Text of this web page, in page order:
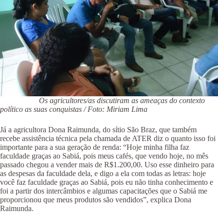
Os agricultores/as discutiram as ameaças do contexto
político as suas conquistas / Foto: Miriam Lima
Já a agricultora Dona Raimunda, do sítio São Braz, que também
recebe assistência técnica pela chamada de ATER diz o quanto isso foi
importante para a sua geração de renda: “Hoje minha filha faz
faculdade graças ao Sabiá, pois meus cafés, que vendo hoje, no mês
passado chegou a vender mais de R$1.200,00. Uso esse dinheiro para
as despesas da faculdade dela, e digo a ela com todas as letras: hoje
você faz faculdade graças ao Sabiá, pois eu não tinha conhecimento e
foi a partir dos intercâmbios e algumas capacitações que o Sabiá me
proporcionou que meus produtos são vendidos”, explica Dona
Raimunda.